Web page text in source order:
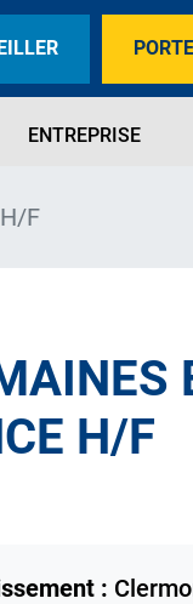
ENTREPRISE
F
H/F
: